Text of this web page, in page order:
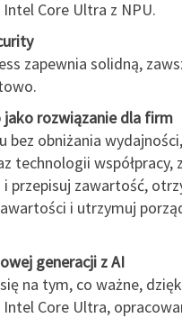
Core Ultra z NPU.
zapewnia solidną,
jako rozwiązanie dla firm
bez obniżania
technologii współpracy,
i przepisuj zawartość,
i utrzymuj
generacji z AI
na tym, co ważne,
Core Ultra,